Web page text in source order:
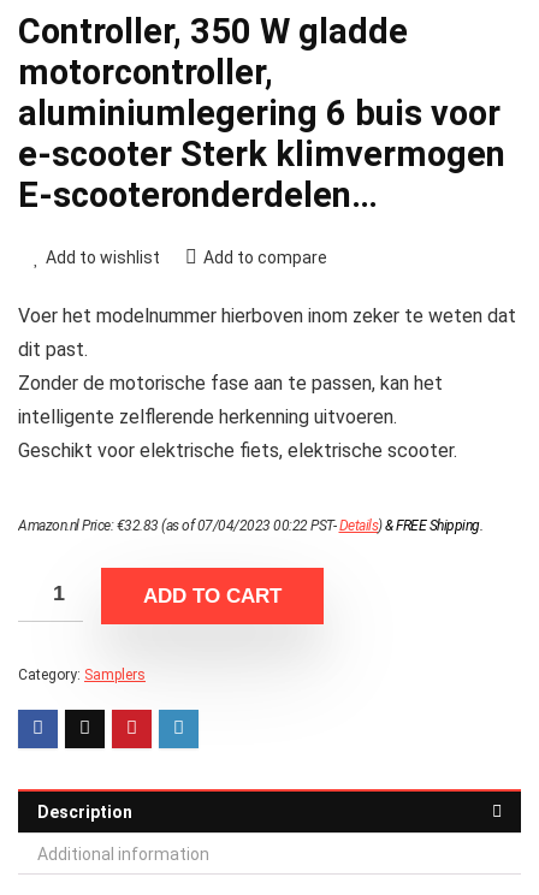
Controller, 350 W gladde
motorcontroller,
aluminiumlegering 6 buis voor
e-scooter Sterk klimvermogen
E-scooteronderdelen…
Add to wishlist Add to compare
Voer het modelnummer hierboven inom zeker te weten dat
dit past.
Zonder de motorische fase aan te passen, kan het
intelligente zelflerende herkenning uitvoeren.
Geschikt voor elektrische fiets, elektrische scooter.
Amazon.nl Price:€32.83 (as of 07/04/2023 00:22 PST-Details)&FREE Shipping.
ADD TO CART
Category: Samplers
Description
Additional information